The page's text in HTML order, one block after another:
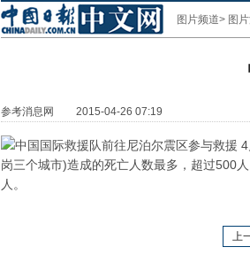
图片频道> 图
参考消息网 2015-04-26 07:19
岗三个城市)造成的死亡人数最多，超过500
人。
上